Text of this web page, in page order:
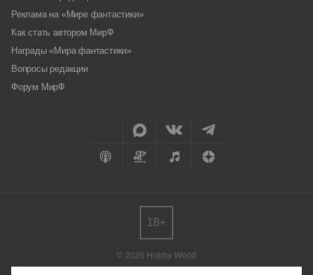
Реклама на «Мире фантастики»
Как стать автором МирФ
Награды «Мира фантастики»
Вопросы редакции
Форум МирФ
© 2026 Hobby World
18+